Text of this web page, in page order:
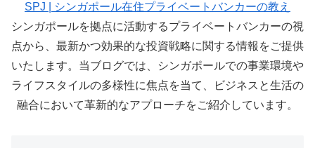
SPJ | シンガポール在住プライベートバンカーの教え
シンガポールを拠点に活動するプライベートバンカーの視
点から、最新かつ効果的な投資戦略に関する情報をご提供
いたします。当ブログでは、シンガポールでの事業環境や
ライフスタイルの多様性に焦点を当て、ビジネスと生活の
融合において革新的なアプローチをご紹介しています。